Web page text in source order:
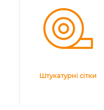
Штукатурні сітки